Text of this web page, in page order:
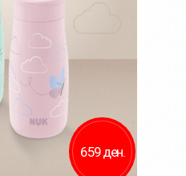
659 ден.